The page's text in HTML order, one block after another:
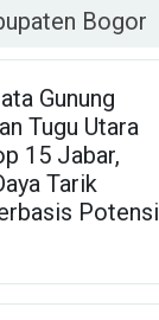
Bogor
Gunung
Tugu Utara
15 Jabar,
Tarik
Potensi